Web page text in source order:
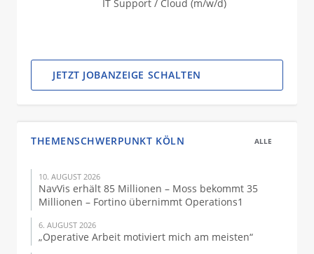
IT Support / Cloud (m/w/d)
JETZT JOBANZEIGE SCHALTEN
THEMENSCHWERPUNKT KÖLN ALLE
10. AUGUST 2026
NavVis erhält 85 Millionen – Moss bekommt 35
Millionen – Fortino übernimmt Operations1
6. AUGUST 2026
„Operative Arbeit motiviert mich am meisten“